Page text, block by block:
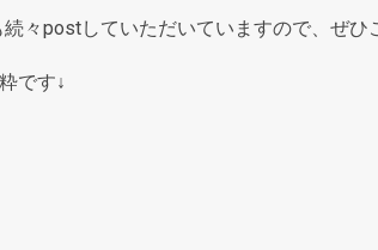
続々postしていただいていますので、ぜひ
です↓